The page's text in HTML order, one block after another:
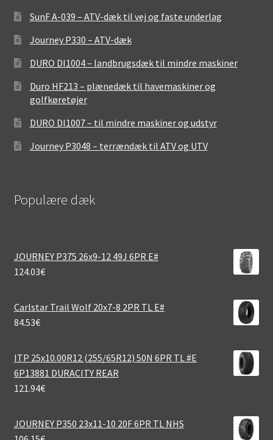
SunF A-039 – ATV-dæk til vej og faste underlag
Journey P330 – ATV-dæk
DURO DI1004 – landbrugsdæk til mindre maskiner
Duro HF213 – plænedæk til havemaskiner og
golfkøretøjer
DURO DI1007 – til mindre maskiner og udstyr
Journey P3048 – terrændæk til ATV og UTV
Populære dæk
JOURNEY P375 26x9-12 49J 6PR E#
124.03€
Carlstar Trail Wolf 20x7-8 2PR TL E#
84.53€
ITP 25x10.00R12 (255/65R12) 50N 6PR TL #E
6P13881 DURACITY REAR
121.94€
JOURNEY P350 23x11-10 20F 6PR TL NHS